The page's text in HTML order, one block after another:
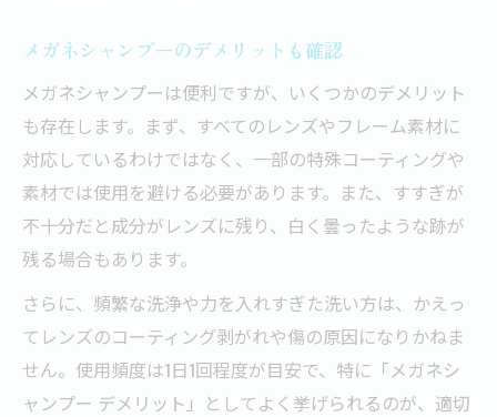
メガネシャンプーのデメリットも確認
メガネシャンプーは便利ですが、いくつかのデメリット
も存在します。まず、すべてのレンズやフレーム素材に
対応しているわけではなく、一部の特殊コーティングや
素材では使用を避ける必要があります。また、すすぎが
不十分だと成分がレンズに残り、白く曇ったような跡が
残る場合もあります。
さらに、頻繁な洗浄や力を入れすぎた洗い方は、かえっ
てレンズのコーティング剥がれや傷の原因になりかねま
せん。使用頻度は1日1回程度が目安で、特に「メガネシ
ャンプー デメリット」としてよく挙げられるのが、適切